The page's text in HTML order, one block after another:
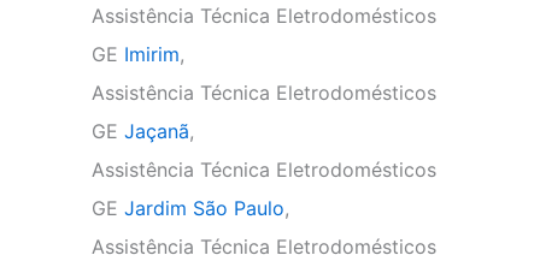
Assistência Técnica Eletrodomésticos
GE Imirim,
Assistência Técnica Eletrodomésticos
GE Jaçanã,
Assistência Técnica Eletrodomésticos
GE Jardim São Paulo,
Assistência Técnica Eletrodomésticos